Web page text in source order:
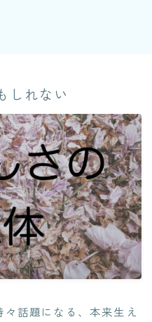
しれない
話題になる、本来生え